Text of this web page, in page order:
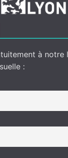
à notre
: